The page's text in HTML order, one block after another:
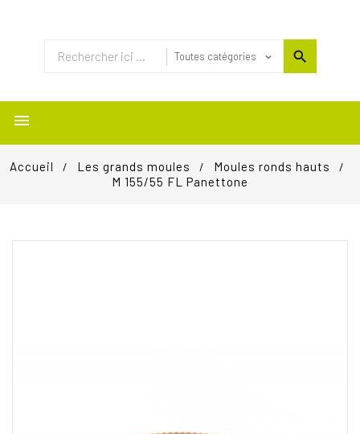

Accueil Les grands moules
Moules ronds hauts
M 155/55 FL Panettone